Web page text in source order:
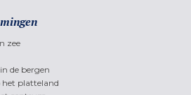
zee
de bergen
het platteland